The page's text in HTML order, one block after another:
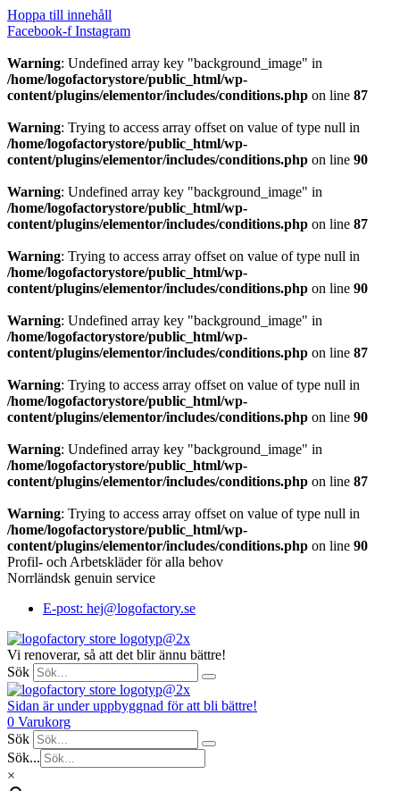
Hoppa till innehåll
Facebook-f Instagram
Warning: Undefined array key "background_image" in
/home/logofactorystore/public_html/wp-
content/plugins/elementor/includes/conditions.php on line 87
Warning: Trying to access array offset on value of type null in
/home/logofactorystore/public_html/wp-
content/plugins/elementor/includes/conditions.php on line 90
Warning: Undefined array key "background_image" in
/home/logofactorystore/public_html/wp-
content/plugins/elementor/includes/conditions.php on line 87
Warning: Trying to access array offset on value of type null in
/home/logofactorystore/public_html/wp-
content/plugins/elementor/includes/conditions.php on line 90
Warning: Undefined array key "background_image" in
/home/logofactorystore/public_html/wp-
content/plugins/elementor/includes/conditions.php on line 87
Warning: Trying to access array offset on value of type null in
/home/logofactorystore/public_html/wp-
content/plugins/elementor/includes/conditions.php on line 90
Warning: Undefined array key "background_image" in
/home/logofactorystore/public_html/wp-
content/plugins/elementor/includes/conditions.php on line 87
Warning: Trying to access array offset on value of type null in
/home/logofactorystore/public_html/wp-
content/plugins/elementor/includes/conditions.php on line 90
Profil- och Arbetskläder för alla behov
Norrländsk genuin service
E-post: hej@logofactory.se
Vi renoverar, så att det blir ännu bättre!
Sök
Sidan är under uppbyggnad för att bli bättre!
0 Varukorg
Sök
Sök...
×